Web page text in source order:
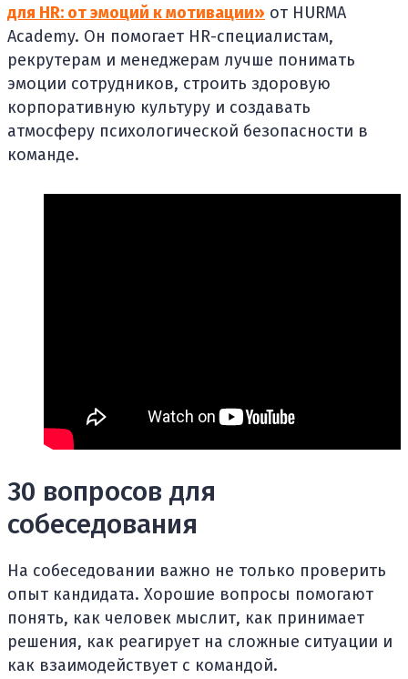
для HR: от эмоций к мотивации» от HURMA
Academy. Он помогает HR-специалистам,
рекрутерам и менеджерам лучше понимать
эмоции сотрудников, строить здоровую
корпоративную культуру и создавать
атмосферу психологической безопасности в
команде.
30 вопросов для
собеседования
На собеседовании важно не только проверить
опыт кандидата. Хорошие вопросы помогают
понять, как человек мыслит, как принимает
решения, как реагирует на сложные ситуации и
как взаимодействует с командой.